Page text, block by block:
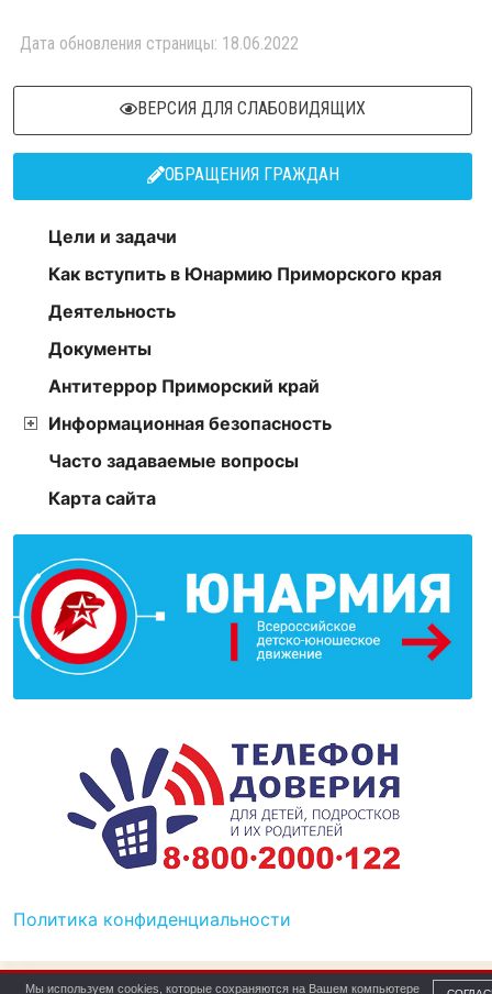
Дата обновления страницы: 18.06.2022
ВЕРСИЯ ДЛЯ СЛАБОВИДЯЩИХ
ОБРАЩЕНИЯ ГРАЖДАН
Цели и задачи
Как вступить в Юнармию Приморского края
Деятельность
Документы
Антитеррор Приморский край
Информационная безопасность
Часто задаваемые вопросы
Карта сайта
Политика конфиденциальности
Мы используем cookies, которые сохраняются на Вашем компьютере